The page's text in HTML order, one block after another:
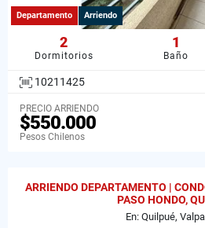
Departamento Arriendo
2
Dormitorios
1
Baño
10211425
PRECIO ARRIENDO
$550.000
Pesos Chilenos
ARRIENDO DEPARTAMENTO |
PASO HONDO,
En: Quilpué,